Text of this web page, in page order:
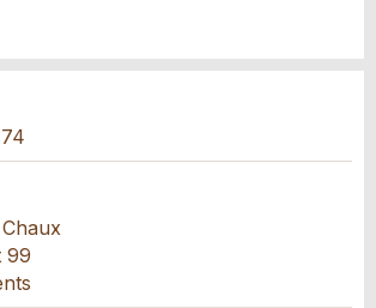
répréhensibles
sont grandement appréciés!
généraux
n'est plus valable
l'annonce
cette annonce à des amis.
99